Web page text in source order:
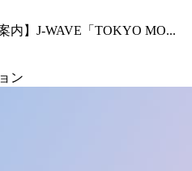
内】J-WAVE「TOKYO MO...
ン